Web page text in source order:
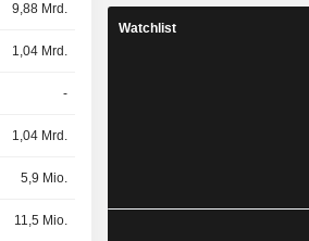
9,88 Mrd.
1,04 Mrd.
-
1,04 Mrd.
5,9 Mio.
11,5 Mio.
Watchlist